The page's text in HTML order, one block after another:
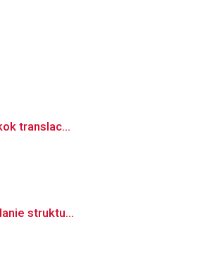
translac...
struktu...